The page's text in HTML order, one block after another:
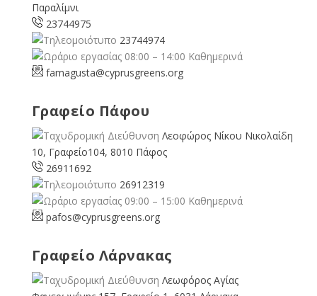
Παραλίμνι
23744975
23744974
08:00 – 14:00 Καθημερινά
famagusta@cyprusgreens.org
Γραφείο Πάφου
Λεοφώρος Νίκου Νικολαίδη
10, Γραφείο104, 8010 Πάφος
26911692
26912319
09:00 – 15:00 Καθημερινά
pafos@cyprusgreens.org
Γραφείο Λάρνακας
Λεωφόρος Αγίας